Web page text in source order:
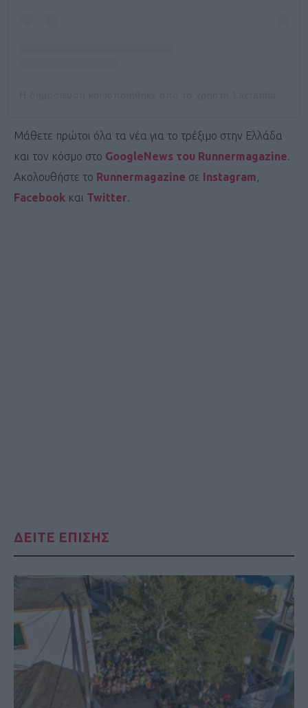
Μάθετε πρώτοι όλα τα νέα για το τρέξιμο στην Ελλάδα
και τον κόσμο στο GoogleNews του Runnermagazine.
Ακολουθήστε το Runnermagazine σε Instagram,
Facebook και Twitter.
ΔΕΙΤΕ ΕΠΙΣΗΣ